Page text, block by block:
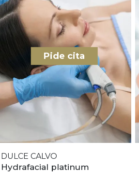
Pide cita
DULCE CALVO
Hydrafacial platinum